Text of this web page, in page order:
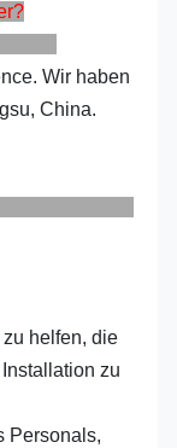
Wir haben
China.
helfen, die
zu
Personals,